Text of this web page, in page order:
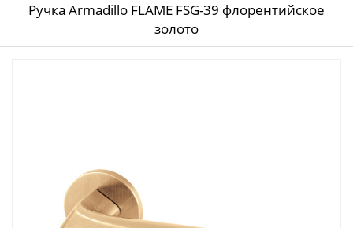
Ручка Armadillo FLAME FSG-39 флорентийское
золото